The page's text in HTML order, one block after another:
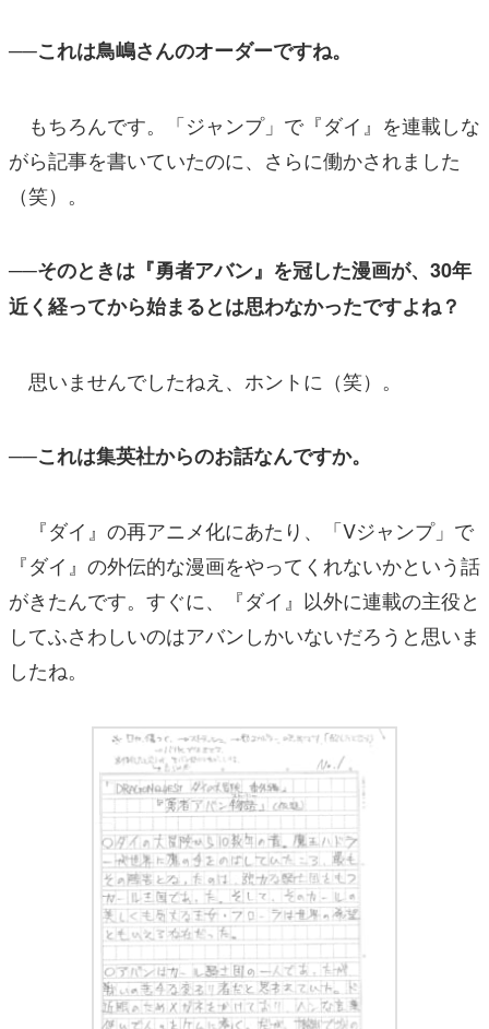
──これは鳥嶋さんのオーダーですね。
もちろんです。「ジャンプ」で『ダイ』を連載しな
がら記事を書いていたのに、さらに働かされました
（笑）。
──そのときは『勇者アバン』を冠した漫画が、30年
近く経ってから始まるとは思わなかったですよね？
思いませんでしたねえ、ホントに（笑）。
──これは集英社からのお話なんですか。
『ダイ』の再アニメ化にあたり、「Vジャンプ」で
『ダイ』の外伝的な漫画をやってくれないかという話
がきたんです。すぐに、『ダイ』以外に連載の主役と
してふさわしいのはアバンしかいないだろうと思いま
したね。